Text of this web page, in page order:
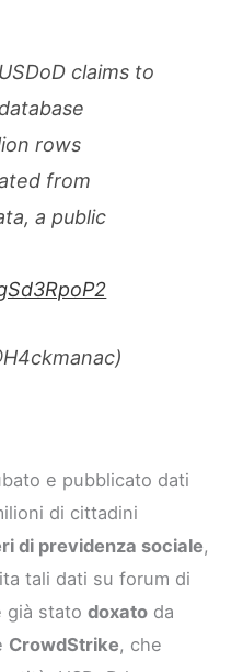
claims to
rows
from
a public
e pubblicato dati
di cittadini
di previdenza sociale,
tali dati su forum di
già statodoxato da
CrowdStrike, che